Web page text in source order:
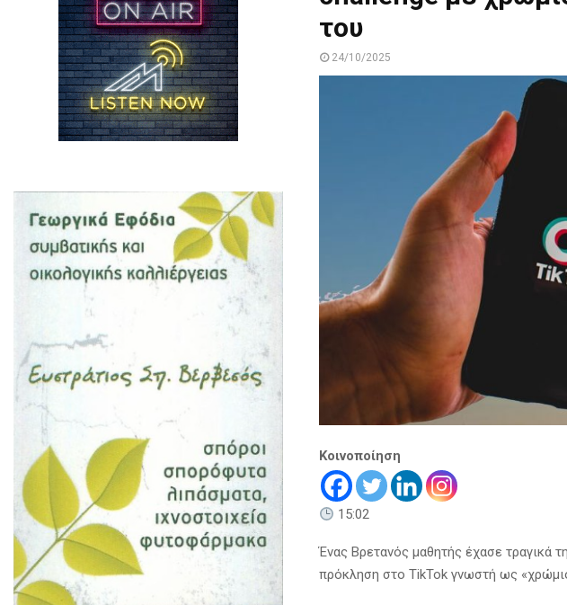
του
24/10/2025
Κοινοποίηση
15:02
Ένας Βρετανός μαθητής έχασε τραγικά
πρόκληση στο TikTok γνωστή ως